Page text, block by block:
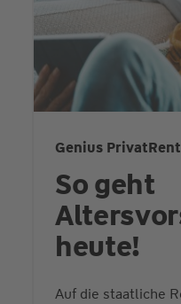
Genius
So geht
heute!
Auf die staatliche